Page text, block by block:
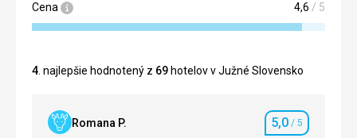
Cena 4,6 / 5
4. najlepšie hodnotený z 69 hotelov v Južné Slovensko
Romana P. Hodnotenie
5,0 / 5